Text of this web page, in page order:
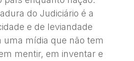
do Judiciário é a
e de leviandade
uma mídia que não tem
mentir, em inventar e